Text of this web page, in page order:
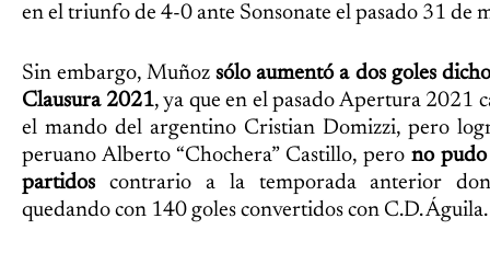
en el triunfo de 4-0 ante Sonsonate el pasado 31 de
Sin embargo, Muñoz sólo aumentó a dos goles
Clausura 2021, ya que en el pasado Apertura 2021
el mando del argentino Cristian Domizzi, pero
peruano Alberto “Chochera” Castillo, pero no
partidos contrario a la temporada anterior
quedando con 140 goles convertidos con C.D. Águila.